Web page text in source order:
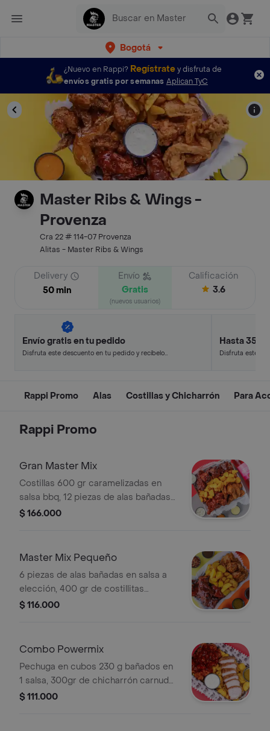
Bogotá
¿Nuevo en Rappi? Regístratey disfruta de
envíos gratis por semanas Aplican TyC
Master Ribs & Wings -
Provenza
Cra 22 # 114-07 Provenza
Alitas - Master Ribs & Wings
Delivery
50 min
Envío
Gratis
(nuevos usuarios)
Calificación
3.6
Envío gratis en tu pedido
Disfruta este descuento en tu pedido y recíbelo
Hasta 35%
Disfruta este
Rappi Promo Alas Costillas y Chicharrón Para
Rappi Promo
Gran Master Mix
Costillas 600 gr caramelizadas en
salsa bbq, 12 piezas de alas bañadas
en 2 salsas a elección, papa criolla,
$ 166.000
Master Mix Pequeño
6 piezas de alas bañadas en salsa a
elección, 400 gr de costillitas
caramelizadas en salsa bbq, papa
$ 116.000
Combo Powermix
Pechuga en cubos 230 g bañados en
1 salsa, 300gr de chicharrón carnudo,
papa criolla y 1 gaseosa 250 ml (a
$ 111.000